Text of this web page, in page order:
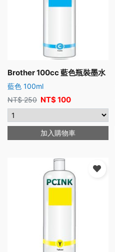
Brother 100cc 藍色瓶裝墨水
藍色 100ml
NT$250 NT$100
加入購物車